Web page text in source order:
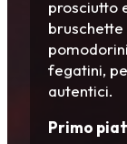
prosciutto
fegatini,
autentici.
Primo